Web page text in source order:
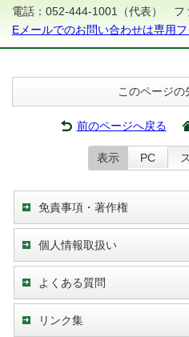
電話：052-444-1001（代表） フ
Eメールでのお問い合わせは専用
このページの
前のページへ戻る
表示 PC
免責事項・著作権
個人情報取扱い
よくある質問
リンク集